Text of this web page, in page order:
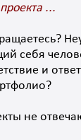
...
себя
и
не